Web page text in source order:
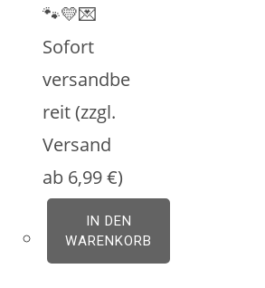
🐾💛💌
Sofort
versandbe
reit (zzgl.
Versand
ab 6,99 €)
IN DEN
WARENKORB